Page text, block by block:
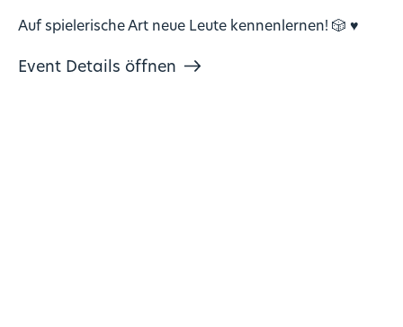
Auf spielerische Art neue Leute kennenlernen! 🎲 ♥️
Event Details öffnen